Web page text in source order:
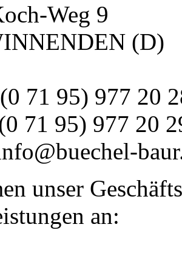
Weg 9
(D)
71 95) 977 20
71 95) 977 20
unser
an: